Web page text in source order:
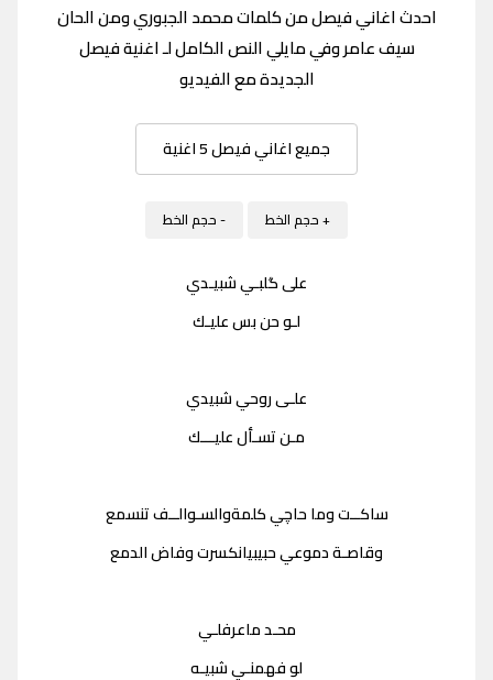
احدث اغاني فيصل من كلمات محمد الجبوري ومن الحان
سيف عامر وفي مايلي النص الكامل لـ اغنية فيصل
الجديدة مع الفيديو
جميع اغاني فيصل 5 اغنية
+ حجم الخط - حجم الخط
على گلبـي شبيـدي
لـو حن بس عليـك
علـى روحي شبيدي
مـن تسـأل عليـــك
ساكــت وما حاچي كلمةوالسـوالــف تنسمع
وقاصـة دموعي حبيبيانكسرت وفاض الدمع
محـد ماعرفلـي
لو فهمنـي شبيـه